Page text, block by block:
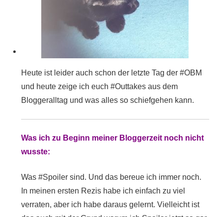
Heute ist leider auch schon der letzte Tag der #OBM
und heute zeige ich euch #Outtakes aus dem
Bloggeralltag und was alles so schiefgehen kann.
Was ich zu Beginn meiner Bloggerzeit noch nicht
wusste:
Was #Spoiler sind. Und das bereue ich immer noch.
In meinen ersten Rezis habe ich einfach zu viel
verraten, aber ich habe daraus gelernt. Vielleicht ist